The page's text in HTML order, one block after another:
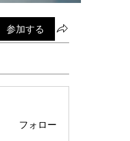
参加する
フォロー